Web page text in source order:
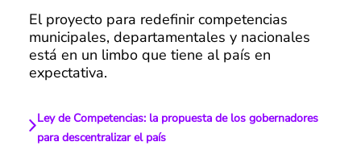
El proyecto para redefinir competencias
municipales, departamentales y nacionales
está en un limbo que tiene al país en
expectativa.
Ley de Competencias: la propuesta de los gobernadores
para descentralizar el país